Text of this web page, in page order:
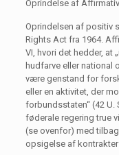
Oprindelse af
Oprindelsen af positiv
Rights Act fra 1964.
VI, hvori det hedder, at
hudfarve eller national
være genstand for
eller en aktivitet, der
forbundsstaten“ (42 U.
føderale regering true
(se ovenfor) med
opsigelse af kontrakter